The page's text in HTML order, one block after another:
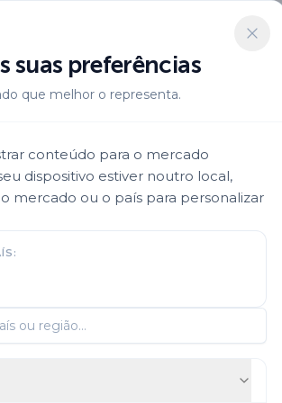
suas preferências
que melhor o representa.
conteúdo para o mercado
dispositivo estiver noutro local,
mercado ou o país para personalizar
Pt Pt Ultrasol Map 35